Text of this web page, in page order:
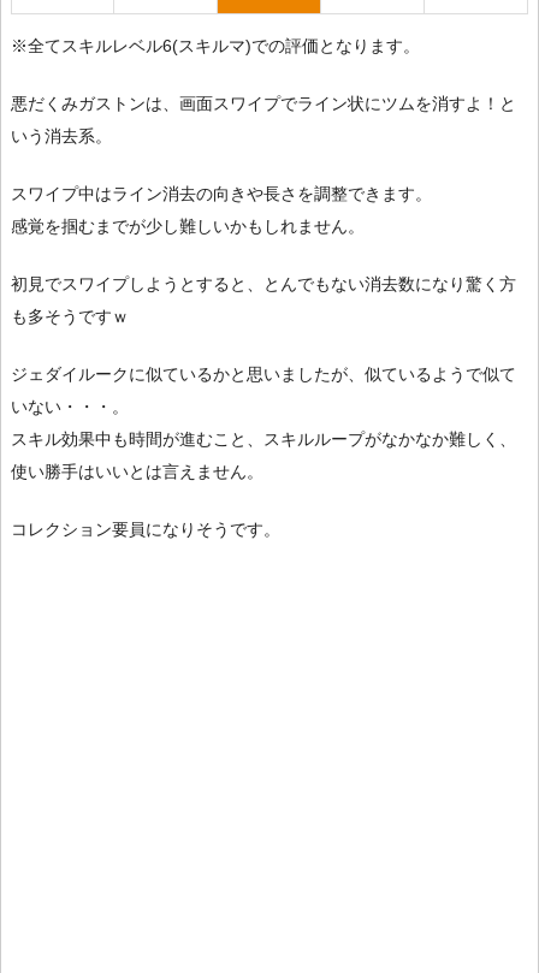
※全てスキルレベル6(スキルマ)での評価となります。
悪だくみガストンは、画面スワイプでライン状にツムを消すよ！と
いう消去系。
スワイプ中はライン消去の向きや長さを調整できます。
感覚を掴むまでが少し難しいかもしれません。
初見でスワイプしようとすると、とんでもない消去数になり驚く方
も多そうですｗ
ジェダイルークに似ているかと思いましたが、似ているようで似て
いない・・・。
スキル効果中も時間が進むこと、スキルループがなかなか難しく、
使い勝手はいいとは言えません。
コレクション要員になりそうです。